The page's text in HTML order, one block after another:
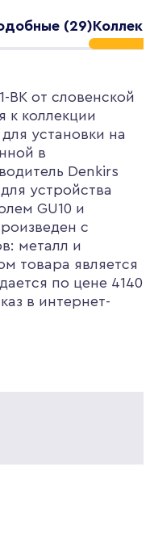
(29)
BK от словенской
к коллекции
установки на
в
Denkirs
устройства
GU10 и
с
металл и
товара является
по цене 4140
в интернет-